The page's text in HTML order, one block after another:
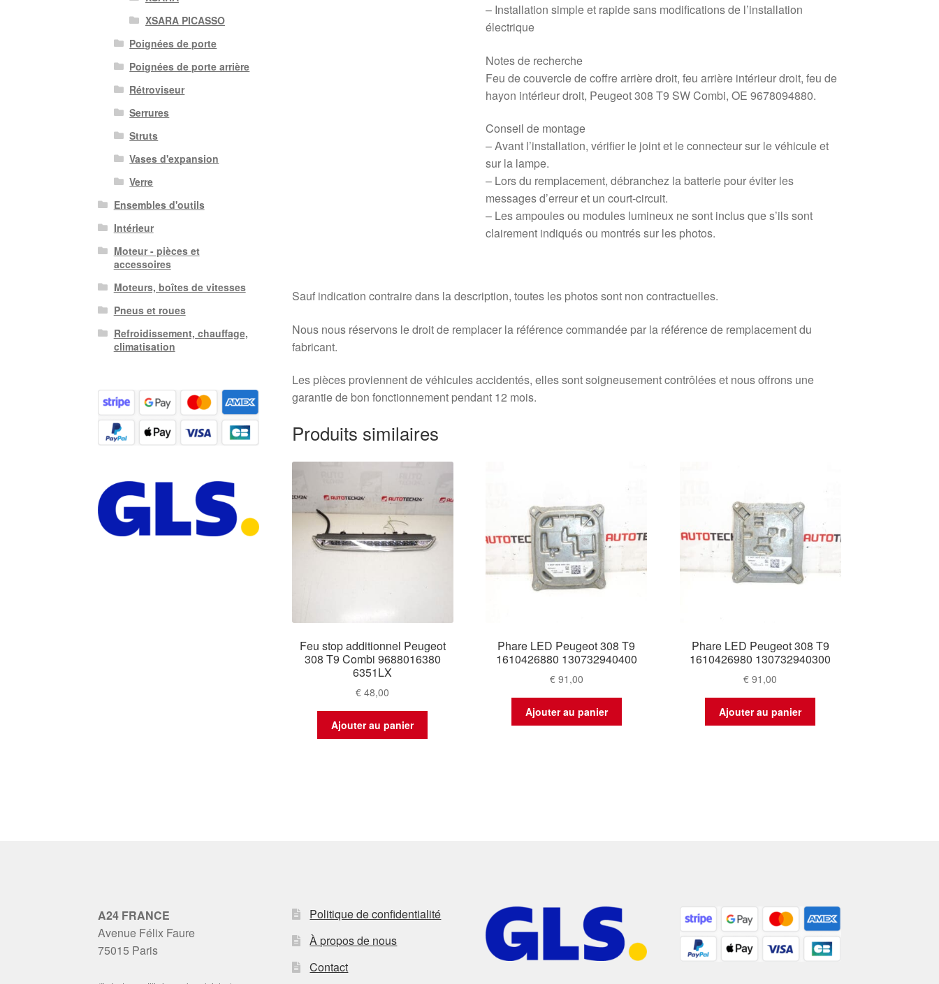
– Installation simple et rapide sans modifications de l’installation
électrique
Notes de recherche
Feu de couvercle de coffre arrière droit, feu arrière intérieur droit, feu de
hayon intérieur droit, Peugeot 308 T9 SW Combi, OE 9678094880.
Conseil de montage
– Avant l’installation, vérifier le joint et le connecteur sur le véhicule et
sur la lampe.
– Lors du remplacement, débranchez la batterie pour éviter les
messages d’erreur et un court-circuit.
– Les ampoules ou modules lumineux ne sont inclus que s’ils sont
clairement indiqués ou montrés sur les photos.
Sauf indication contraire dans la description, toutes les photos sont non contractuelles.
Nous nous réservons le droit de remplacer la référence commandée par la référence de remplacement du
fabricant.
Les pièces proviennent de véhicules accidentés, elles sont soigneusement contrôlées et nous offrons une
garantie de bon fonctionnement pendant 12 mois.
Produits similaires
Feu stop additionnel Peugeot
308 T9 Combi 9688016380
6351LX
€ 48,00
Ajouter au panier
Phare LED Peugeot 308 T9
1610426880 130732940400
€91,00
Ajouter au panier
Phare LED Peugeot 308 T9
1610426980 130732940300
€ 91,00
Ajouter au panier
XSARA PICASSO
Poignées de porte
Poignées de porte arrière
Rétroviseur
Serrures
Struts
Vases d'expansion
Verre
Ensembles d'outils
Intérieur
Moteur - pièces et
accessoires
Moteurs, boîtes de vitesses
Pneus et roues
Refroidissement, chauffage,
climatisation
A24 FRANCE
Avenue Félix Faure
75015 Paris
Politique de confidentialité
À propos de nous
Contact